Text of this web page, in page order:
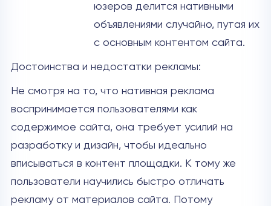
юзеров делится нативными
объявлениями случайно, путая их
с основным контентом сайта.
Достоинства и недостатки рекламы:
Не смотря на то, что нативная реклама
воспринимается пользователями как
содержимое сайта, она требует усилий на
разработку и дизайн, чтобы идеально
вписываться в контент площадки. К тому же
пользователи научились быстро отличать
рекламу от материалов сайта. Потому